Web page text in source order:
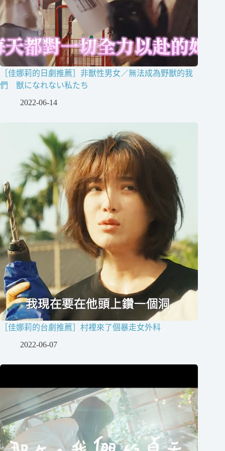
［佳娜莉的日劇推薦］非獸性男女／無法成為野獸的我
們 獣になれない私たち
2022-06-14
［佳娜莉的台劇推薦］村裡來了個暴走女外科
2022-06-07